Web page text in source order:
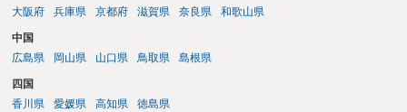
大阪府
兵庫県 京都府 滋賀県 奈良県 和歌山県
中国
広島県
岡山県 山口県 鳥取県 島根県
四国
香川県
愛媛県 高知県 徳島県